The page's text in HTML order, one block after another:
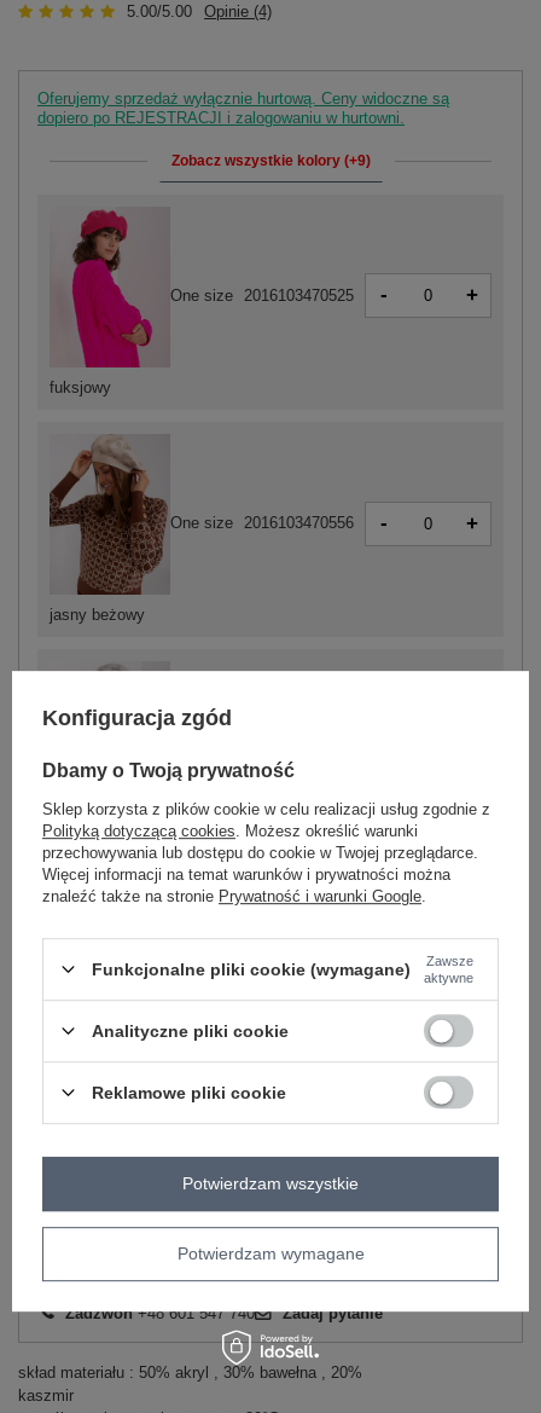
5.00/5.00 Opinie (4)
Oferujemy sprzedaż wyłącznie hurtową. Ceny widoczne są
dopiero po REJESTRACJI i zalogowaniu w hurtowni.
Zobacz wszystkie kolory (+9)
jasny beżowy
One size 2016103470556 - +
jasny szary
One size 2016103470426 - +
fuksjowy
One size 2016103470525 - +
ZALOGUJ SIĘ I ZOBACZ CENĘ
Masz pytanie? Chętnie pomożemy.
Zadzwoń+48 601 547 740 Zadaj pytanie
skład materiału : 50% akryl , 30% bawełna , 20%
kaszmir
Konfiguracja zgód
Dbamy o Twoją prywatność
Sklep korzysta z plików cookie w celu realizacji usług zgodnie z
Polityką dotyczącą cookies . Możesz określić warunki
przechowywania lub dostępu do cookie w Twojej przeglądarce.
Więcej informacji na temat warunków i prywatności można
znaleźć także na stronie Prywatność i warunki Google
Funkcjonalne pliki cookie (wymagane)
Zawsze
aktywne
Analityczne pliki cookie
Reklamowe pliki cookie
Potwierdzam wymagane
Potwierdzam wszystkie